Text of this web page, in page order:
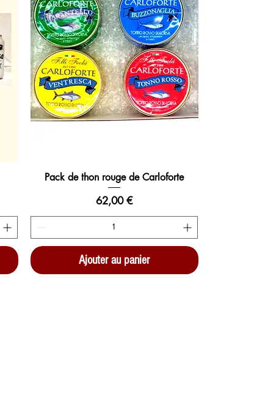
Pack de thon rouge de Carloforte
Prix
62,00 €
Ajouter au panier